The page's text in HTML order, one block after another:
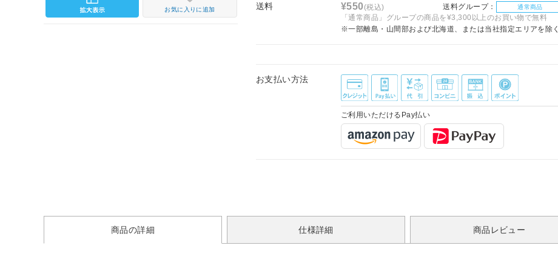
送料 ¥550(税込) 送料グループ： 通常商品
「通常商品」グループの商品を¥3,300以上のお買い物で無料
※一部離島・山間部および北海道、または当社指定エリアを除く
お支払い方法
ご利用いただけるPay払い
お気に入りに追加
商品の詳細 仕様詳細 商品レビュー